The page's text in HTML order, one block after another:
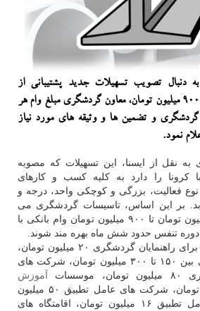
دنبال تصویب تسهیلات جدید پشتیبانی از
گردشگری از مبلغ ۱۶ تا ۹۰۰ میلیون تومان، معاون گردشگری مبلغ وام هر
و تضمین ها و وثیقه های مورد نیاز
نمود.
نقل از ایسنا، این تسهیلات که مصوبه
کرونا را دارد به کلیه کسب و کارهای
فعالیت، بزرگی و کوچکی واحد، درجه و
بر این اساس، تاسیسات گردشگری می
توانند از حداقل ۱۶ میلیون تومان تا ۹۰۰ میلیون تومان وام بانکی با
مبلغ این وام به تفکیک برای راهنمایان گردشگری ۲۰ میلیون تومان،
شرکت های
موسسات
آموزش
گردشگری ۶۰ میلیون تومان، شرکت های عامل تطبیق ۵۰ میلیون
تومان، ارزیابان و عوامل تطبیق ۱۶ میلیون تومان، اقامتگاه های